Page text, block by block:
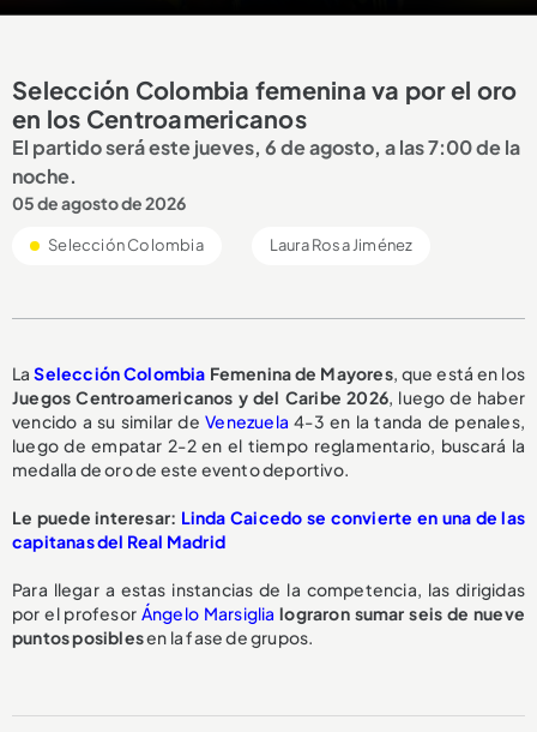
Selección Colombia femenina va por el oro
en los Centroamericanos
El partido será este jueves, 6 de agosto, a las 7:00 de la
noche.
05 de agosto de 2026
Selección Colombia Laura Rosa Jiménez
LaSelección Colombia Femenina de Mayores, que está en los
Juegos Centroamericanos y del Caribe 2026, luego de haber
vencido a su similar deVenezuela 4-3 en la tanda de penales,
luego de empatar 2-2 en el tiempo reglamentario, buscará la
medalla de oro de este evento deportivo.
Le puede interesar: Linda Caicedo se convierte en una de las
capitanas del Real Madrid
Para llegar a estas instancias de la competencia, las dirigidas
por el profesor Ángelo Marsiglia lograron sumar seis de nueve
puntos posiblesen la fase de grupos.